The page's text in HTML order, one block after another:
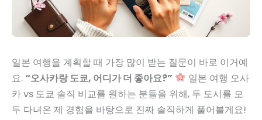
일본 여행을 계획할 때 가장 많이 받는 질문이 바로 이거예
요. “오사카랑 도쿄, 어디가 더 좋아요?”
일본 여행 오사
카 vs 도쿄 솔직 비교를 원하는 분들을 위해, 두 도시를 모
두 다녀온 제 경험을 바탕으로 진짜 솔직하게 풀어볼게요!